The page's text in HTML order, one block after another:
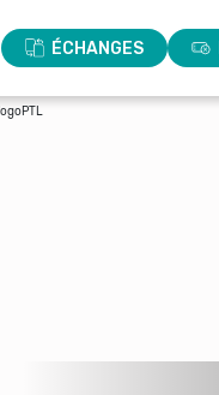
ÉCHANGES